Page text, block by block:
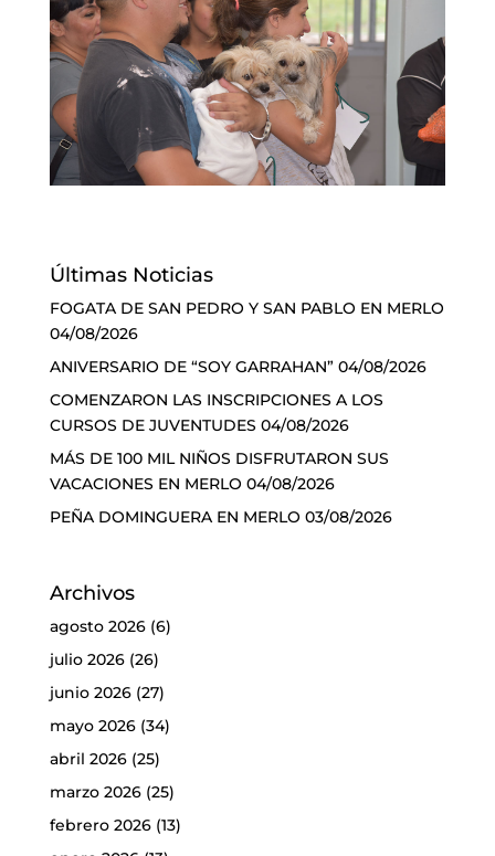
Últimas Noticias
FOGATA DE SAN PEDRO Y SAN PABLO EN MERLO
04/08/2026
ANIVERSARIO DE “SOY GARRAHAN” 04/08/2026
COMENZARON LAS INSCRIPCIONES A LOS
CURSOS DE JUVENTUDES 04/08/2026
MÁS DE 100 MIL NIÑOS DISFRUTARON SUS
VACACIONES EN MERLO 04/08/2026
PEÑA DOMINGUERA EN MERLO 03/08/2026
Archivos
agosto 2026(6)
julio 2026(26)
junio 2026(27)
mayo 2026(34)
abril 2026(25)
marzo 2026(25)
febrero 2026(13)